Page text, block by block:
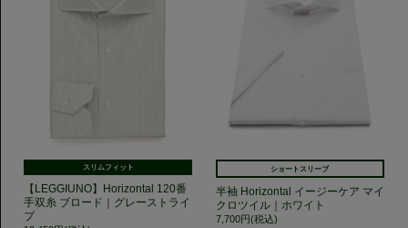
スリムフィット
【LEGGIUNO】Horizontal 120番
手双糸 ブロード｜グレーストライ
プ
ショートスリーブ
半袖 Horizontal イージーケア マイ
クロツイル｜ホワイト
7,700円(税込)